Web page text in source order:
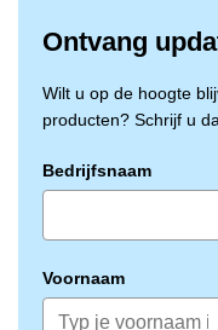
van 6 tot 11.
De handschoen
certificeringen:
categorie 2, ASTM
Ontvang
Wilt u op de hoogte
producten? Schrijf u
Bedrijfsnaam
Voornaam